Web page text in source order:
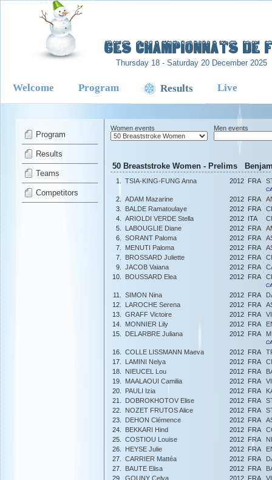
6es Championnats de
Thursday 18 - Saturday 20 December 2025
Welcome Program Results Live
Program
Results
Teams
Competitors
Women events Men events
50 Breaststroke Women - Prelims
1. TSIA-KING-FUNG Anna 2012 FRA
2. ADAM Mazarine 2012 FRA
3.
BALDE Ramatoulaye 2012 FRA
4.
ARIOLDI VERDE Stella 2012 ITA
5.
LABOUGLIE Diane 2012 FRA
6.
SORANT Paloma 2012 FRA
7.
MENUTI Paloma 2012 FRA
7.
BROSSARD Juliette 2012 FRA
9.
JACOB Vaiana 2012 FRA
10.
BOUSSARD Elea 2012 FRA
11. SIMON Nina 2012 FRA
12.
LAROCHE Serena 2012 FRA
13.
GRAFF Victoire 2012 FRA
14.
MONNIER Lily 2012 FRA
15.
DELARBRE Juliana 2012 FRA
16. COLLE LISSMANN Maeva 2012 FRA
17.
LAMINI Nelya 2012 FRA
18.
NIEUCEL Lou 2012 FRA
19.
MAALAOUI Camilia 2012 FRA
20.
PAULI Izia 2012 FRA
21.
DOBROKHOTOV Elise 2012 FRA
22.
NOZET FRUTOS Alice 2012 FRA
23.
DEHON Clémence 2012 FRA
24.
BEKKARI Hind 2012 FRA
25.
COSTIOU Louise 2012 FRA
26.
HEYSE Julie 2012 FRA
27.
CARRIER Mattéa 2012 FRA
27.
BAUTE Elisa 2012 FRA
29.
GOUNY Celya 2012 FRA